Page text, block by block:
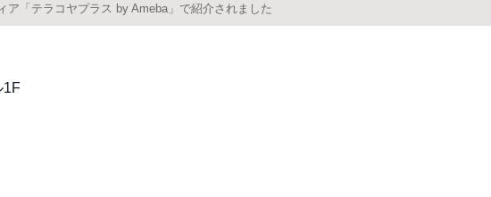
ア「テラコヤプラス by Ameba」で紹介されました
1F